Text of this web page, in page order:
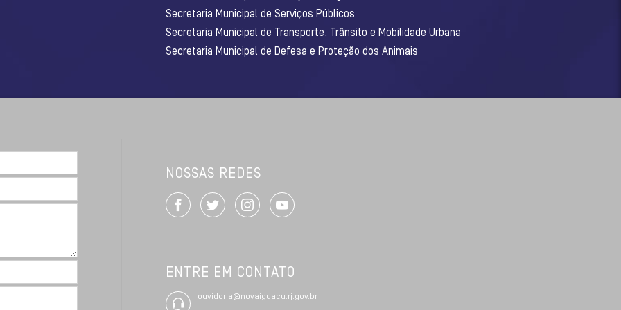
Secretaria Municipal de Serviços Públicos
Secretaria Municipal de Transporte, Trânsito e Mobilidade Urbana
Secretaria Municipal de Defesa e Proteção dos Animais
NOSSAS REDES
ENTRE EM CONTATO
ouvidoria@novaiguacu.rj.gov.br